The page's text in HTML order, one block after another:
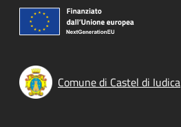
Comune di Castel di Iudica